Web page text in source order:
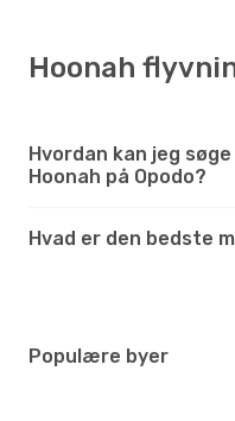
Hoonah
Hvordan kan jeg
Hoonah på Opodo?
Hvad er den bedste
Populære byer